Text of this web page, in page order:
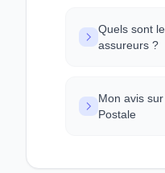
Quels sont
assureurs ?
Mon avis
Postale